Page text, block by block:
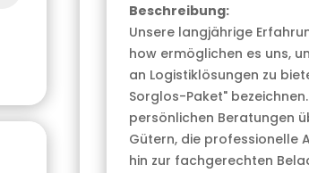
Beschreibung:
Unsere langjährige
how ermöglichen es uns,
an Logistiklösungen zu
Sorglos-Paket"
persönlichen Beratungen
Gütern, die professionelle
hin zur fachgerechten